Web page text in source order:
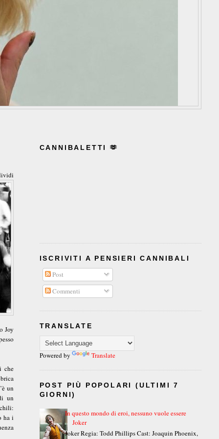
Joy
che
un
un
ha i
CANNIBALETTI 🫶
ISCRIVITI A PENSIERI CANNIBALI
Post
Commenti
TRANSLATE
Powered by Translate
POST PIÙ POPOLARI (ULTIMI 7
GIORNI)
In questo mondo di eroi, nessuno vuole essere
Joker
Joker Regia: Todd Phillips Cast: Joaquin Phoenix,